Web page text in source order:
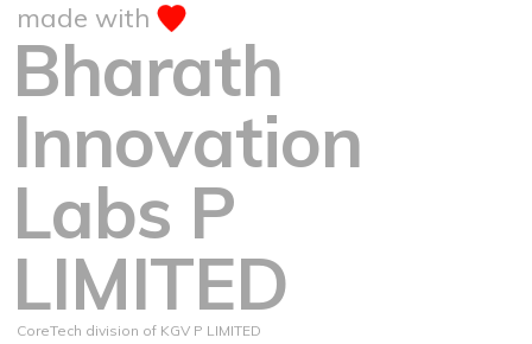
made with
Bharath
Innovation
Labs P
LIMITED
CoreTech division of KGV P LIMITED